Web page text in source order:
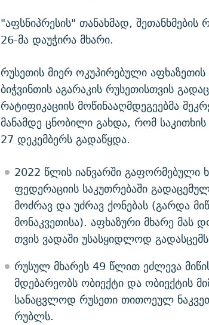
"აფსნიპრესის" თანახმად,
26-მა დაუჭირა მხარი.
რუსეთის მიერ ოკუპირებული
ბიჭვინთის აგარაკის რუსეთისთვის
რატიფიკაციის მოწინააღმდეგეებმა
მანამდე ცნობილი გახდა, რომ
27 დეკემბერს გადაწყდა.
2022 წლის იანვარში გაფორმებული
ფედერაციის საკუთრებაში
მოძრავ და უძრავ ქონებას (გარდა
მონაკვეთისა). აფხაზური მხარე მას
თვის ვადაში უსასყიდლოდ
რუსულ მხარეს 49 წლით ეძლევა
მდებარეობს ობიექტი და ობიექტის
სანაცვლოდ რუსეთი თითოეულ
რუბლს.